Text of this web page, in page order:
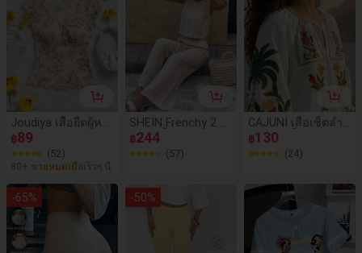
นกุดสำหรับผู้หญิง
Joudiya เสื้อยืดผู้หญิ
งแบบลำลอง ผูกหน้า
ฉลุลายดอกไม้ แขน
กลีบดอกไม้ ทรงเข้า
รูป แขนสั้น เสื้อกรา
ฟิกสำหรับฤดูใบไม้ผ
ลิและฤดูร้อน
฿89
(52)
80+ ขายหมดเมื่อเร็วๆ นี้
SHEIN Frenchy 2 ชิ้
น ชุดเสื้อแขนกุดคอ
กลมลายทางและกาง
เกงสำหรับผู้หญิง, สำ
฿244
(57)
CAJUNI เสื้อเชิ้ตลำล
องแขนแร็กแลนผูกห
น้าพิมพ์ลายดอกไม้
สำหรับผู้หญิง
฿130
(24)
-65% -50%